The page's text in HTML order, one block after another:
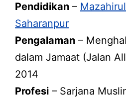
Pendidikan –
Saharanpur
Pengalaman –
dalam Jamaat (Jalan
2014
Profesi – Sarjana